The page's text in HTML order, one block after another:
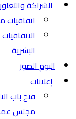
الشراكة
اتفاقيات
البشرية
البوم الصور
إعلانات
فتح باب
مجلس